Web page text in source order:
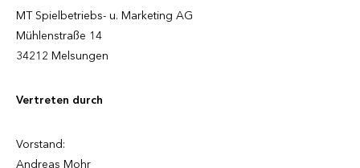
MT Spielbetriebs- u. Marketing AG
Mühlenstraße 14
34212 Melsungen
Vertreten durch
Vorstand:
Andreas Mohr